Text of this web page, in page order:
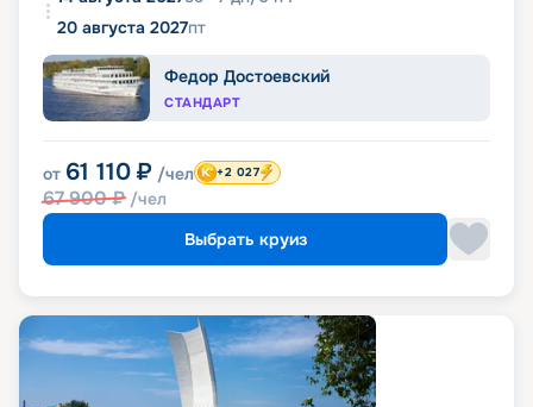
20 августа 2027пт
Федор Достоевский
СТАНДАРТ
от 61 110 ₽ /чел
67 900₽ /чел
+2 027
Выбрать круиз